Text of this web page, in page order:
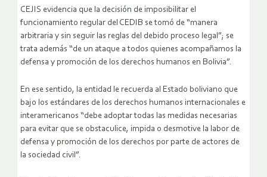
CEJIS evidencia que la decisión de imposibilitar el
funcionamiento regular del CEDIB se tomó de “manera
arbitraria y sin seguir las reglas del debido proceso legal”; se
trata además “de un ataque a todos quienes acompañamos la
defensa y promoción de los derechos humanos en Bolivia”.
En ese sentido, la entidad le recuerda al Estado boliviano que
bajo los estándares de los derechos humanos internacionales e
interamericanos “debe adoptar todas las medidas necesarias
para evitar que se obstaculice, impida o desmotive la labor de
defensa y promoción de los derechos por parte de actores de
la sociedad civil”.